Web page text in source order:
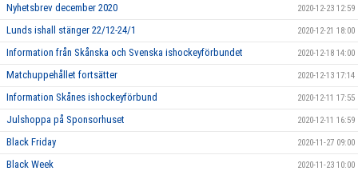
Nyhetsbrev december 2020 2020-12-23 12:59
Lunds ishall stänger 22/12-24/1 2020-12-21 18:00
Information från Skånska och Svenska ishockeyförbundet 2020-12-18 14:00
Matchuppehållet fortsätter 2020-12-13 17:14
Information Skånes ishockeyförbund 2020-12-11 17:55
Julshoppa på Sponsorhuset 2020-12-11 16:59
Black Friday 2020-11-27 09:00
Black Week 2020-11-23 10:00